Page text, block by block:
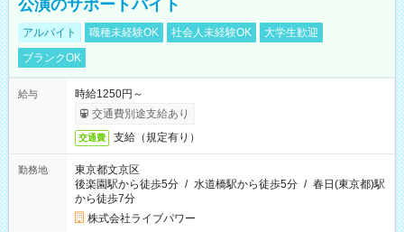
公演のサポートバイト
アルバイト 職種未経験OK 社会人未経験OK
大学生歓迎
ブランクOK
給与
時給1250円～
交通費別途支給あり
交通費 支給（規定有り）
勤務地
東京都文京区
後楽園駅から徒歩5分 / 水道橋駅から徒歩5分 / 春日(東京都)駅
から徒歩7分
株式会社ライブパワー